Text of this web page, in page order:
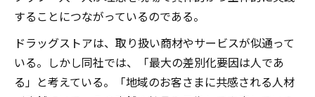
することにつながっているのである。
ドラッグストアは、取り扱い商材やサービスが似通って
いる。しかし同社では、「最大の差別化要因は人であ
る」と考えている。「地域のお客さまに共感される人材